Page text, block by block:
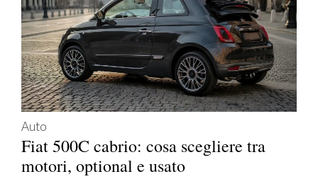
Auto
Fiat 500C cabrio: cosa scegliere tra
motori, optional e usato